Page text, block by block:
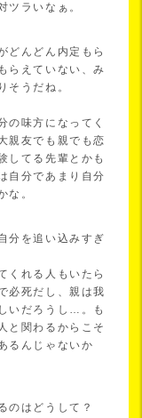
ツラいなぁ。
どんどん内定もら
らえていない、み
そうだね。
の味方になってく
親友でも親でも恋
してる先輩とかも
自分であまり自分
な。
分を追い込みすぎ
くれる人もいたら
必死だし、親は我
いだろうし…。も
と関わるからこそ
るんじゃないか
のはどうして？